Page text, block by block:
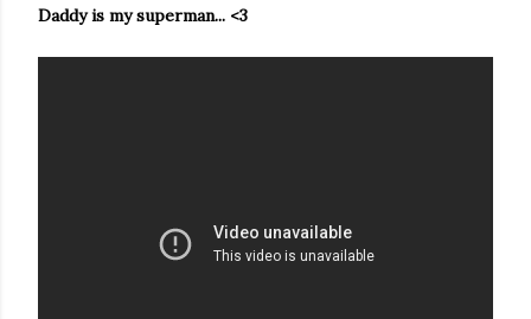
Daddy is my superman... <3